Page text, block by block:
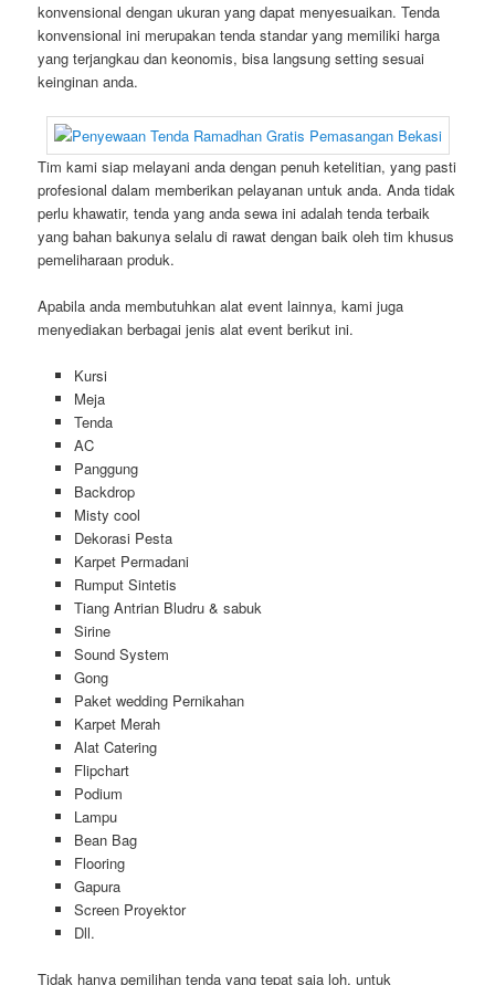
konvensional dengan ukuran yang dapat menyesuaikan. Tenda
konvensional ini merupakan tenda standar yang memiliki harga
yang terjangkau dan keonomis, bisa langsung setting sesuai
keinginan anda.
Tim kami siap melayani anda dengan penuh ketelitian, yang pasti
profesional dalam memberikan pelayanan untuk anda. Anda tidak
perlu khawatir, tenda yang anda sewa ini adalah tenda terbaik
yang bahan bakunya selalu di rawat dengan baik oleh tim khusus
pemeliharaan produk.
Apabila anda membutuhkan alat event lainnya, kami juga
menyediakan berbagai jenis alat event berikut ini.
Kursi
Meja
Tenda
AC
Panggung
Backdrop
Misty cool
Dekorasi Pesta
Karpet Permadani
Rumput Sintetis
Tiang Antrian Bludru & sabuk
Sirine
Sound System
Gong
Paket wedding Pernikahan
Karpet Merah
Alat Catering
Flipchart
Podium
Lampu
Bean Bag
Flooring
Gapura
Screen Proyektor
Dll.
Tidak hanya pemilihan tenda yang tepat saja loh, untuk